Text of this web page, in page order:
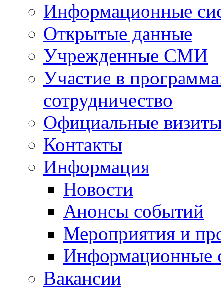
Информационные
Открытые данные
Учрежденные СМИ
Участие в
сотрудничество
Официальные
Контакты
Информация
Новости
Анонсы событий
Мероприятия и
Информационные
Вакансии